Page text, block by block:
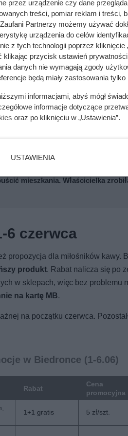
za sztukę wynosi ok.4,49 zł
naszynkę konserwową
spada do3,99 zł(cena
teżkaszanka wieprzowa Kraina
3,99 zł(zamiast 6,59 zł). Sieć
6500 zł? O cenie decyduje kilka
mieszkania. Właścicielka
6 czerwca
propozycja dla miłośników kawy.
produkt. Rabat nalicza się po
w sklepach, więc bez problemu
na kartę MB.
na początku czerwca.
w Biedronce (1-6.06)
Rabat
Cena
promocyjna
1+1 gratis 5 zł/szt.
przez urządzenie czy dane
treści, pomiar reklam i treści,
Partnerzy możemy używać
urządzenia do celów
z tych technologii poprzez
klikając przycisk ustawień
danych nie wymagają zgody
będą miały zastosowania tylko
informacjami, abyś mógł
informacje dotyczące
oraz po kliknięciu w „Ustawienia”.
USTAWIENIA